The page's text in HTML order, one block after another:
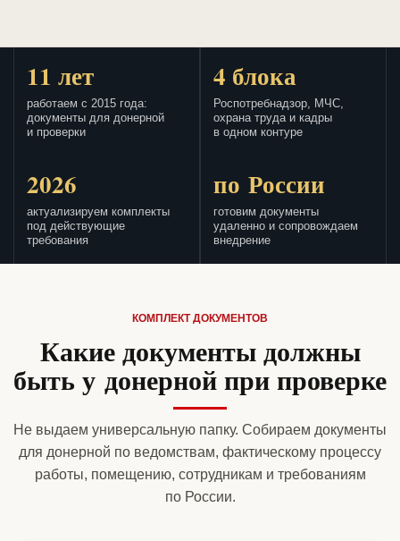
11 лет
работаем с 2015 года:
документы для донерной
и проверки
4 блока
Роспотребнадзор, МЧС,
охрана труда и кадры
в одном контуре
2026
актуализируем комплекты
под действующие
требования
по России
готовим документы
удаленно и сопровождаем
внедрение
КОМПЛЕКТ ДОКУМЕНТОВ
Какие документы должны
быть у донерной при проверке
Не выдаем универсальную папку. Собираем документы
для донерной по ведомствам, фактическому процессу
работы, помещению, сотрудникам и требованиям
по России.